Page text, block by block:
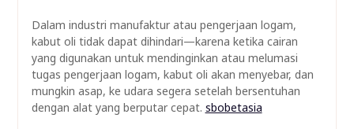
Dalam industri manufaktur atau pengerjaan logam,
kabut oli tidak dapat dihindari—karena ketika cairan
yang digunakan untuk mendinginkan atau melumasi
tugas pengerjaan logam, kabut oli akan menyebar, dan
mungkin asap, ke udara segera setelah bersentuhan
dengan alat yang berputar cepat. sbobetasia